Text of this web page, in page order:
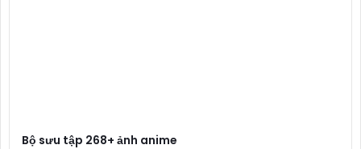
Bộ sưu tập 268+ ảnh anime